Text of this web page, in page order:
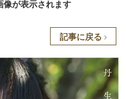
像が表示されます
記事に戻る